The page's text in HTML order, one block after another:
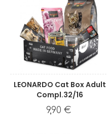
LEONARDO Cat Box Adult
Compl.32/16
9,90 €